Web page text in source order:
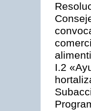
I.2